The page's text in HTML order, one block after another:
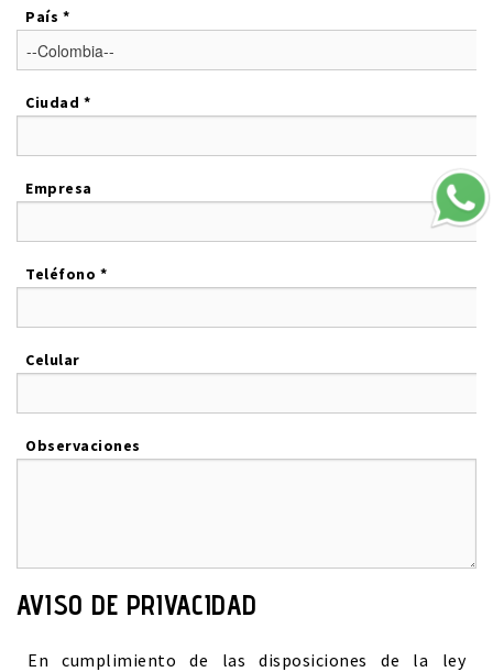
País *
Ciudad *
Empresa
Teléfono *
Celular
Observaciones
AVISO DE PRIVACIDAD
En cumplimiento de las disposiciones de la ley